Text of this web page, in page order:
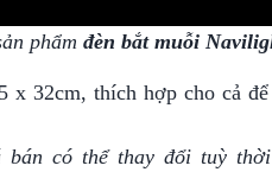
phẩm đèn bắt muỗi
32cm, thích hợp cho cả để
bán có thể thay đổi tuỳ